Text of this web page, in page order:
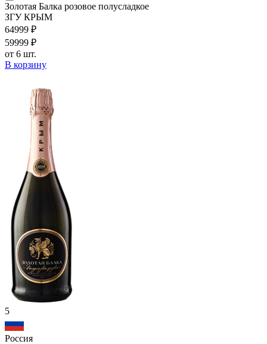
Золотая Балка розовое полусладкое
ЗГУ КРЫМ
64999 ₽
59999 ₽
от 6 шт.
В корзину
5
Россия